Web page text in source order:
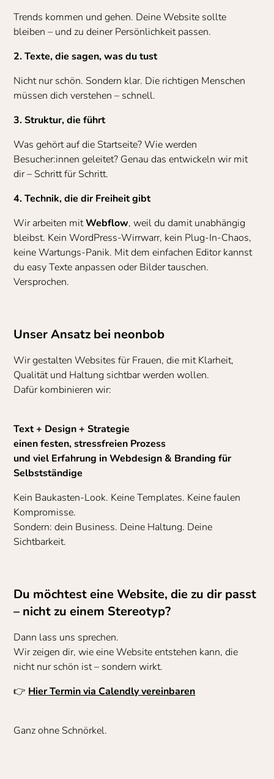
Trends kommen und gehen. Deine Website sollte
bleiben – und zu deiner Persönlichkeit passen.
2. Texte, die sagen, was du tust
Nicht nur schön. Sondern klar. Die richtigen Menschen
müssen dich verstehen – schnell.
3. Struktur, die führt
Was gehört auf die Startseite? Wie werden
Besucher:innen geleitet? Genau das entwickeln wir mit
dir – Schritt für Schritt.
4. Technik, die dir Freiheit gibt
Wir arbeiten mitWebflow, weil du damit unabhängig
bleibst. Kein WordPress-Wirrwarr, kein Plug-In-Chaos,
keine Wartungs-Panik. Mit dem einfachen Editor kannst
du easy Texte anpassen oder Bilder tauschen.
Versprochen.
Unser Ansatz bei neonbob
Wir gestalten Websites für Frauen, die mit Klarheit,
Qualität und Haltung sichtbar werden wollen.
Dafür kombinieren wir:
Text + Design + Strategie
einen festen, stressfreien Prozess
und viel Erfahrung in Webdesign & Branding für
Selbstständige
Kein Baukasten-Look. Keine Templates. Keine faulen
Kompromisse.
Sondern: dein Business. Deine Haltung. Deine
Sichtbarkeit.
Du möchtest eine Website, die zu dir passt
– nicht zu einem Stereotyp?
Dann lass uns sprechen.
Wir zeigen dir, wie eine Website entstehen kann, die
nicht nur schön ist – sondern wirkt.
👉 Hier Termin via Calendly vereinbaren
Ganz ohne Schnörkel.